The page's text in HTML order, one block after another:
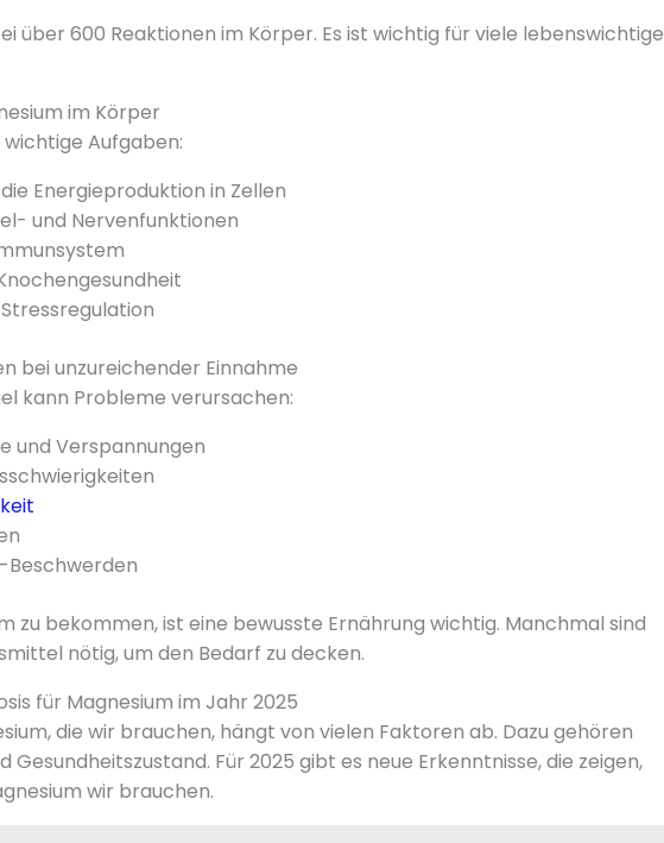
über 600 Reaktionen im Körper. Es ist wichtig für viele lebenswichtige
im Körper
Aufgaben:
Energieproduktion in Zellen
und Nervenfunktionen
bei unzureichender Einnahme
kann Probleme verursachen:
und Verspannungen
Beschwerden
zu bekommen, ist eine bewusste Ernährung wichtig. Manchmal sind
nötig, um den Bedarf zu decken.
für Magnesium im Jahr 2025
die wir brauchen, hängt von vielen Faktoren ab. Dazu gehören
Gesundheitszustand. Für 2025 gibt es neue Erkenntnisse, die zeigen,
wir brauchen.